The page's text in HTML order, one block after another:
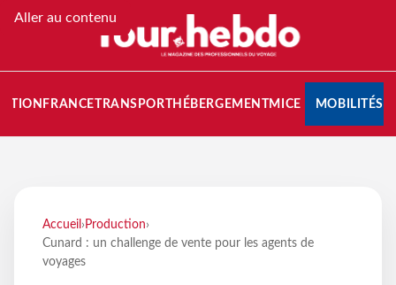
Aller au contenu
FRANCETRANSPORT HÉBERGEMENTMICE MOBILITÉS
Accueil › Production›
Cunard : un challenge de vente pour les agents de
voyages